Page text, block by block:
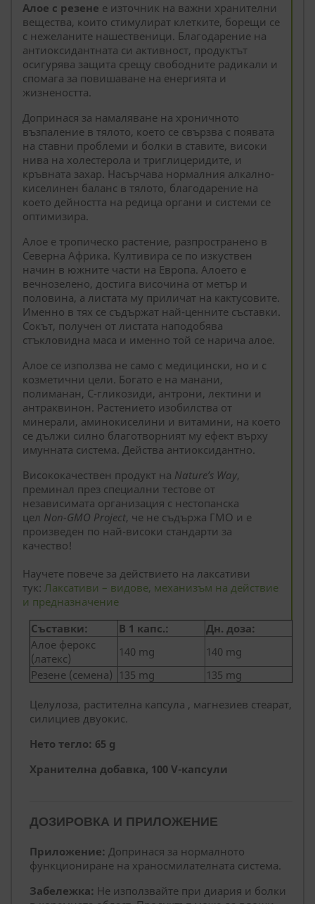
Алое с резене е източник на важни хранителни
вещества, които стимулират клетките, борещи се
с нежеланите нашественици. Благодарение на
антиоксидантната си активност, продуктът
осигурява защита срещу свободните радикали и
спомага за повишаване на енергията и
жизнеността.
Допринася за намаляване на хроничното
възпаление в тялото, което се свързва с появата
на ставни проблеми и болки в ставите, високи
нива на холестерола и триглицеридите, и
кръвната захар. Насърчава нормалния алкално-
киселинен баланс в тялото, благодарение на
което дейността на редица органи и системи се
оптимизира.
Алое е тропическо растение, разпространено в
Северна Африка. Култивира се по изкуствен
начин в южните части на Европа. Алоето е
вечнозелено, достига височина от метър и
половина, а листата му приличат на кактусовите.
Именно в тях се съдържат най-ценните съставки.
Сокът, получен от листата наподобява
стъкловидна маса и именно той се нарича алое.
Алое се използва не само с медицински, но и с
козметични цели. Богато е на манани,
полиманан, С-гликозиди, антрони, лектини и
антраквинон. Растението изобилства от
минерали, аминокиселини и витамини, на което
се дължи силно благотворният му ефект върху
имунната система. Действа антиоксидантно.
Висококачествен продукт на Nature’s Way,
преминал през специални тестове от
независимата организация с нестопанска
цел Non-GMO Project, че не съдържа ГМО и е
произведен по най-високи стандарти за
качество!
Научете повече за действието на лаксативи
тук: Лаксативи – видове, механизъм на действие
и предназначение
Съставки:
В 1 капс.:
Дн. доза:
Алое ферокс
(латекс)
140 mg
140 mg
Резене (семена) 135 mg 135 mg
Целулоза, растителна капсула , магнезиев стеарат,
силициев двуокис.
Нето тегло: 65 g
Хранителна добавка, 100 V-капсули
ДОЗИРОВКА И ПРИЛОЖЕНИЕ
Приложение: Допринася за нормалното
функциониране на храносмилателната система.
Забележка: Не използвайте при диария и болки